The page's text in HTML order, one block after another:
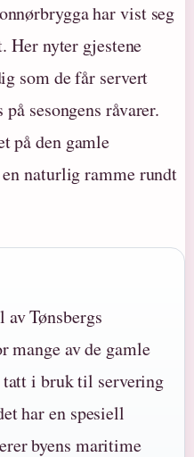
har vist seg
Her nyter gjestene
som de får servert
sesongens råvarer.
på den gamle
naturlig ramme rundt
av Tønsbergs
mange av de gamle
tatt i bruk til servering
har en spesiell
byens maritime